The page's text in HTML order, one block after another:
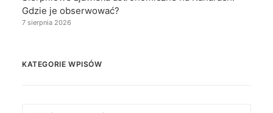
Gdzie je obserwować?
7 sierpnia 2026
KATEGORIE WPISÓW